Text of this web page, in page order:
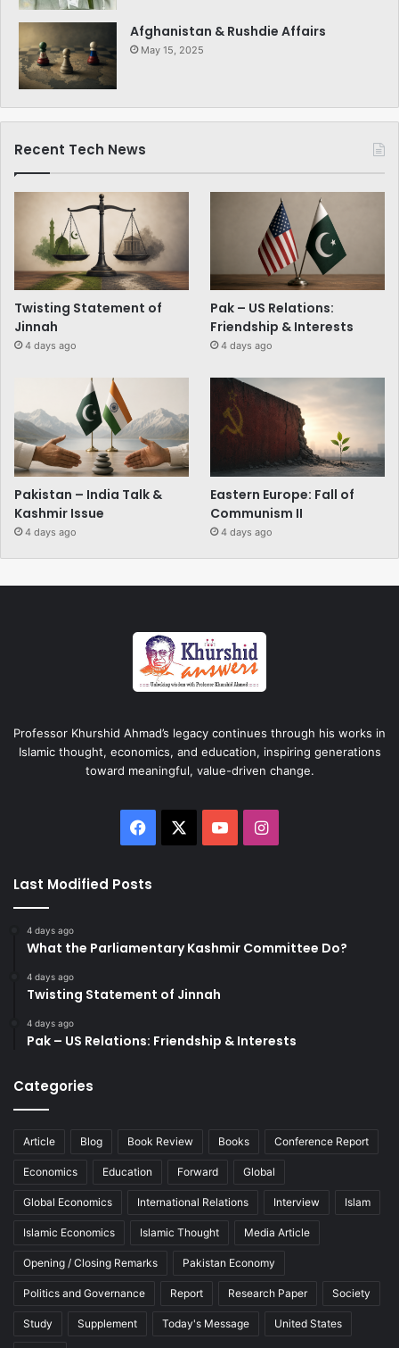
Afghanistan & Rushdie Affairs
May 15, 2025
Recent Tech News
Twisting Statement of
Jinnah
4 days ago
Pak – US Relations:
Friendship & Interests
4 days ago
Pakistan – India Talk &
Kashmir Issue
4 days ago
Eastern Europe: Fall of
Communism II
4 days ago
Professor Khurshid Ahmad’s legacy continues through his works in
Islamic thought, economics, and education, inspiring generations
toward meaningful, value-driven change.
Facebook YouTubeInstagram
Last Modified Posts
4 days ago
What the Parliamentary Kashmir Committee Do?
4 days ago
Twisting Statement of Jinnah
4 days ago
Pak – US Relations: Friendship & Interests
Categories
Article Blog Book Review Books Conference Report
Economics Education Forward Global
Global Economics International Relations Interview Islam
Islamic Economics Islamic Thought Media Article
Opening / Closing Remarks Pakistan Economy
Politics and Governance Report Research Paper Society
Study Supplement Today's Message United States